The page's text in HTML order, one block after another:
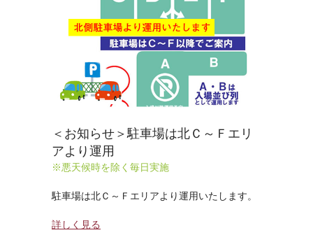
＜お知らせ＞駐車場は北Ｃ～Ｆエリ
アより運用
※悪天候時を除く毎日実施
駐車場は北Ｃ～Ｆエリアより運用いたします。
詳しく見る